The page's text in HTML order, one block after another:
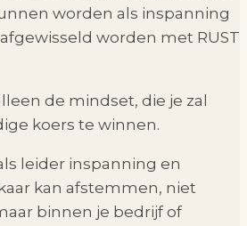
worden als inspanning
worden met RUST
de mindset, die je zal
koers te winnen.
leider inspanning en
kan afstemmen, niet
binnen je bedrijf of